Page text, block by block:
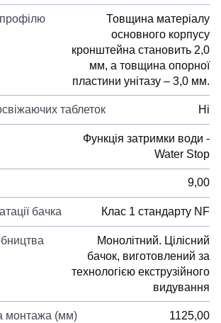
Товщина матеріалу
основного корпусу
кронштейна становить 2,0
мм, а товщина опорної
пластини унітазу – 3,0 мм.
таблеток Ні
Функція затримки води -
Water Stop
9,00
бачка Клас 1 стандарту NF
Монолітний. Цілісний
бачок, виготовлений за
технологією екструзійного
видування
монтажа (мм) 1125,00